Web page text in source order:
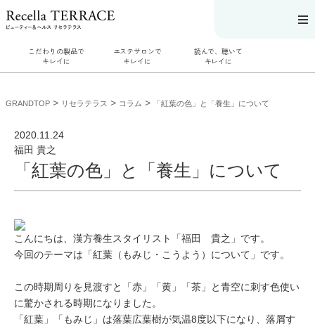
こだわりの製品で
キレイに
でキレイに
SERIES#02 水へ
のこだわり
SERIES#03 無
添加化粧品につ
いて
エステサロンで
キレイに
キレイに
す
リフティング認
定とは？
肌改善のプロと
読んで、聴いて
キレイに
レイに
ャルコンテンツ
お悩みから記事
を探す
ニキビ 日焼け 首
言
コラム
GRANDTOP > リセラテラス > コラム > 「紅葉の色」と「養生」について
2020.11.24
福田 貴之
「紅葉の色」と「養生」について
こんにちは、漢方養生スタイリスト「福田 貴之」です。
今回のテーマは 「紅葉（もみじ・こうよう）について」 です。
この時期周りを見渡すと「赤」「黄」「茶」と青空に刺す色使い
に驚かされる時期になりました。
「紅葉」「もみじ」 は落葉広葉樹が気温8度以下になり、落屑す